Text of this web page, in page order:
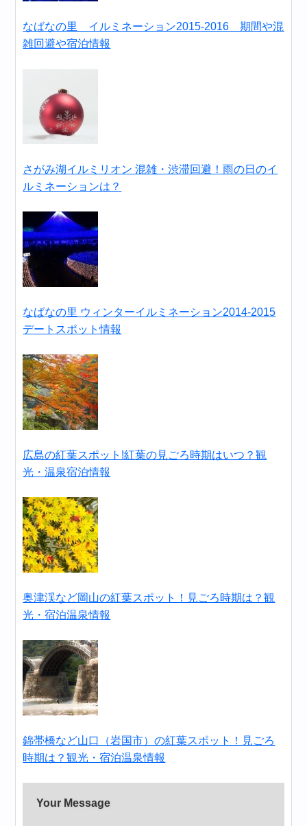
なばなの里 イルミネーション2015-2016 期間や混
雑回避や宿泊情報
さがみ湖イルミリオン 混雑・渋滞回避！雨の日のイ
ルミネーションは？
なばなの里 ウィンターイルミネーション2014-2015
デートスポット情報
広島の紅葉スポット!紅葉の見ごろ時期はいつ？観
光・温泉宿泊情報
奥津渓など岡山の紅葉スポット！見ごろ時期は？観
光・宿泊温泉情報
錦帯橋など山口（岩国市）の紅葉スポット！見ごろ
時期は？観光・宿泊温泉情報
Your Message